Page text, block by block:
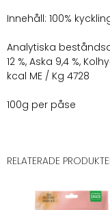
Innehåll: 100%
Analytiska
12 %, Aska 9,4 %,
kcal ME / Kg 4728
100g per påse
RELATERADE